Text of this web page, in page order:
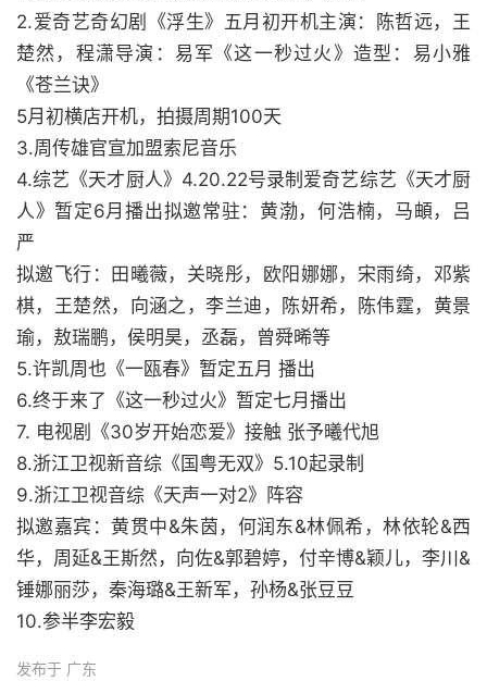
2.爱奇艺奇幻剧《浮生》五月初开机主演：陈哲远，王
楚然，程潇导演：易军《这一秒过火》造型：易小雅
《苍兰诀》
5月初横店开机，拍摄周期100天
3.周传雄官宣加盟索尼音乐
4.综艺《天才厨人》4.20.22号录制爱奇艺综艺《天才厨
人》暂定6月播出拟邀常驻：黄渤，何浩楠，马頔，吕
严
拟邀飞行：田曦薇，关晓彤，欧阳娜娜，宋雨绮，邓紫
棋，王楚然，向涵之，李兰迪，陈妍希，陈伟霆，黄景
瑜，敖瑞鹏，侯明昊，丞磊，曾舜晞等
5.许凯周也《一瓯春》暂定五月 播出
6.终于来了《这一秒过火》暂定七月播出
7. 电视剧《30岁开始恋爱》接触 张予曦代旭
8.浙江卫视新音综《国粤无双》5.10起录制
9.浙江卫视音综《天声一对2》阵容
拟邀嘉宾：黄贯中&朱茵，何润东&林佩希，林依轮&西
华，周延&王斯然，向佐&郭碧婷，付辛博&颖儿，李川&
锤娜丽莎，秦海璐&王新军，孙杨&张豆豆
10.参半李宏毅
发布于 广东